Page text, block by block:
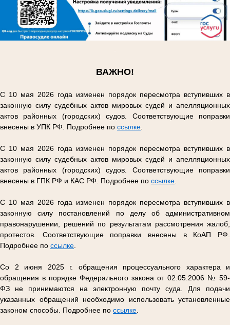
ВАЖНО!
С 10 мая 2026 года изменен порядок пересмотра вступивших в
законную силу судебных актов мировых судей и апелляционных
актов районных (городских) судов. Соответствующие поправки
внесены в УПК РФ. Подробнее по ссылке
С 10 мая 2026 года изменен порядок пересмотра вступивших в
законную силу судебных актов мировых судей и апелляционных
актов районных (городских) судов. Соответствующие поправки
внесены в ГПК РФ и КАС РФ. Подробнее по ссылке
С 10 мая 2026 года изменен порядок пересмотра вступивших в
законную силу постановлений по делу об административном
правонарушении, решений по результатам рассмотрения жалоб,
протестов. Соответствующие поправки внесены в КоАП РФ.
Подробнее по ссылке
Со 2 июня 2025 г. обращения процессуального характера и
обращения в порядке Федерального закона от 02.05.2006 № 59-
ФЗ не принимаются на электронную почту суда. Для подачи
указанных обращений необходимо использовать установленные
законом способы. Подробнее по ссылке